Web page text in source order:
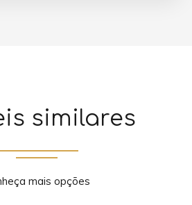
similares
mais opções